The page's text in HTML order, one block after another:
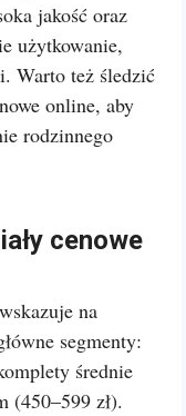
jakość oraz
użytkowanie,
Warto też śledzić
online, aby
rodzinnego
cenowe
na
segmenty:
średnie
(450–599 zł).